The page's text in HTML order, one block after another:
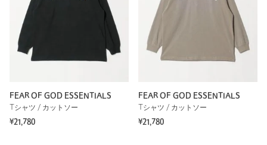
FEAR OF GOD ESSENTIALS
Tシャツ / カットソー
¥21,780
FEAR OF GOD ESSENTIALS
Tシャツ / カットソー
¥21,780